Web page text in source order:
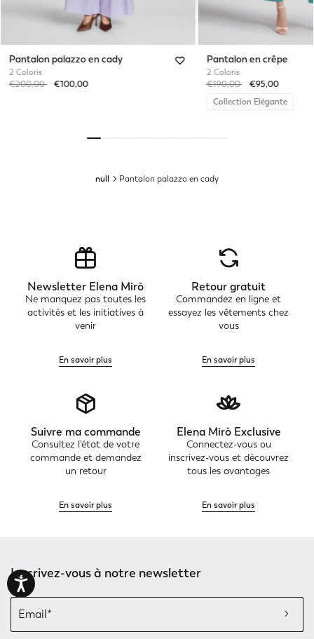
Pantalon palazzo en cady
2 Coloris
Price reduced from
€200,00to€100,00
Pantalon en crêpe
2 Coloris
Price reduced from
€190,00to€95,00
Collection Elégante
null Pantalon palazzo en cady
Newsletter Elena Mirò
Ne manquez pas toutes les
activités et les initiatives à
venir
En savoir plus
Retour gratuit
Commandez en ligne et
essayez les vêtements chez
vous
En savoir plus
Suivre ma commande
Consultez l'état de votre
commande et demandez
un retour
En savoir plus
Elena Mirò Exclusive
Connectez-vous ou
inscrivez-vous et découvrez
tous les avantages
En savoir plus
Inscrivez-vous à notre newsletter